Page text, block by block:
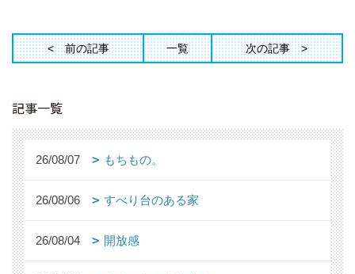
前の記事 一覧 次の記事
記事一覧
26/08/07 もちもの。
26/08/06 すべり台のある家
26/08/04 開放感